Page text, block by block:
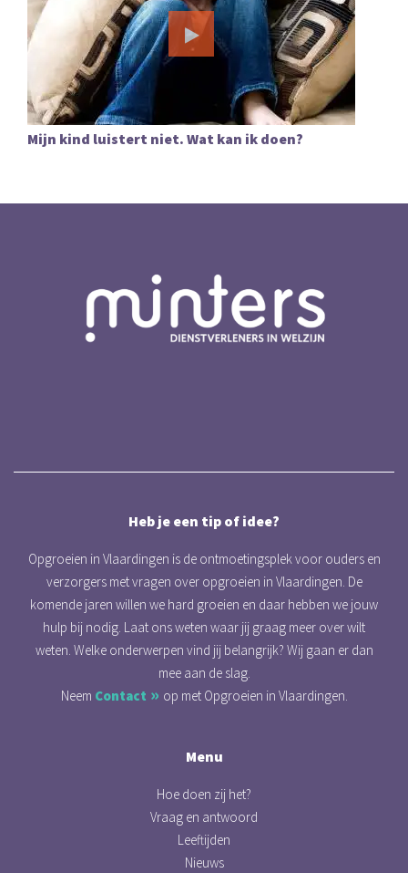
Mijn kind luistert niet. Wat kan ik doen?
Heb je een tip of idee?
Opgroeien in Vlaardingen is de ontmoetingsplek voor ouders en
verzorgers met vragen over opgroeien in Vlaardingen. De
komende jaren willen we hard groeien en daar hebben we jouw
hulp bij nodig. Laat ons weten waar jij graag meer over wilt
weten. Welke onderwerpen vind jij belangrijk? Wij gaan er dan
mee aan de slag.
Neem Contact op met Opgroeien in Vlaardingen.
Menu
Hoe doen zij het?
Vraag en antwoord
Leeftijden
Nieuws